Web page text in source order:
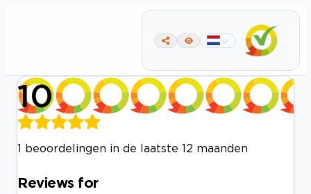
10
1 beoordelingen in de laatste 12 maanden
Reviews for